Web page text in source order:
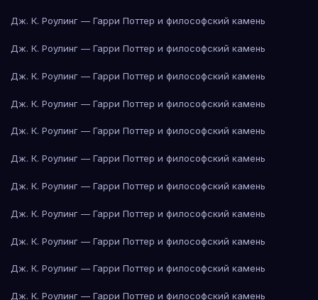
Дж. К. Роулинг — Гарри Поттер и философский камень
Дж. К. Роулинг — Гарри Поттер и философский камень
Дж. К. Роулинг — Гарри Поттер и философский камень
Дж. К. Роулинг — Гарри Поттер и философский камень
Дж. К. Роулинг — Гарри Поттер и философский камень
Дж. К. Роулинг — Гарри Поттер и философский камень
Дж. К. Роулинг — Гарри Поттер и философский камень
Дж. К. Роулинг — Гарри Поттер и философский камень
Дж. К. Роулинг — Гарри Поттер и философский камень
Дж. К. Роулинг — Гарри Поттер и философский камень
Дж. К. Роулинг — Гарри Поттер и философский камень